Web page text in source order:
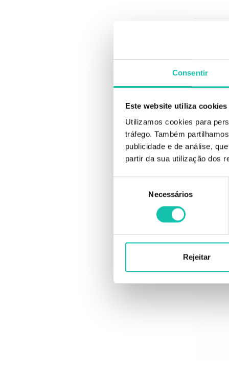
Consentir
Este website utiliza cookies
Utilizamos cookies para
tráfego. Também
publicidade e de análise,
partir da sua utilização dos
consentimento
Necessários
Rejeitar